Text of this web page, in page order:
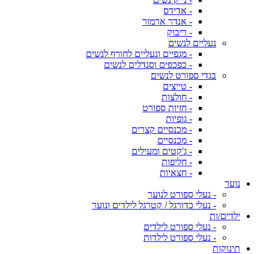
- אדידס
- אנדר ארמור
- ריבוק
נעליים לנשים
- מגפיים ונעליים לחורף לנשים
- כפכפים וסנדלים לנשים
בגדי ספורט לנשים
- טייצים
- חולצות
- חזיות ספורט
- גופיות
- מכנסיים קצרים
- מכנסיים
- ג'קטים ומעילים
- חליפות
- חצאיות
נוער
- נעלי ספורט לנוער
- נעלי כדורגל / קטרגל לילדים ונוער
ילדים/ות
- נעלי ספורט לילדים
- נעלי ספורט לילדות
תינוקות